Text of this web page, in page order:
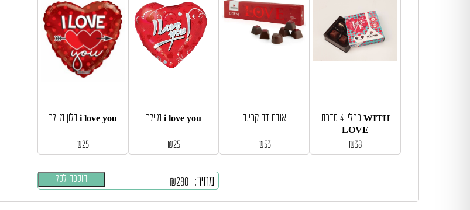
מחיר: ₪280 הוספה לסל
בלון מיילר i love you
₪25
מיילר i love you
₪25
אודם דה קרינה
₪53
פרלין 4 סדרת WITH
LOVE
₪38